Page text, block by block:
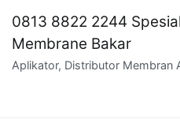
content
0813 8822 2244
Membrane Bakar
Aplikator, Distributor Membran